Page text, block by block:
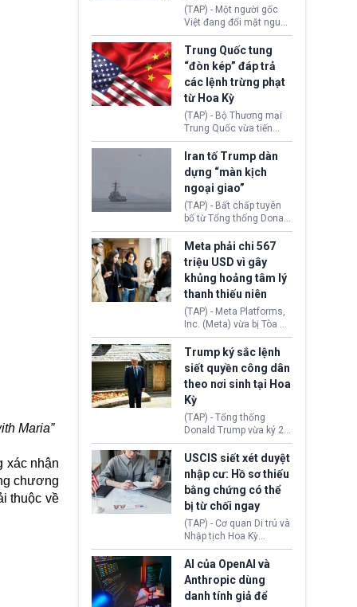
Maria”
xác nhận
chương
thuộc về
(TAP) - Một người gốc
Việt đang đối mặt nguy
cơ bị trục xuất khỏi Hoa
Kỳ sau khi đã chấp hành
xong bản án liên quan
đến tội ác từ hơn 30
năm trước tại California.
Trung Quốc tung
“đòn kép” đáp trả
các lệnh trừng phạt
từ Hoa Kỳ
(TAP) - Bộ Thương mại
Trung Quốc vừa tiến
hành áp đặt lệnh trừng
phạt lên hàng loạt thực
thể và siết chặt kiểm
soát xuất khẩu máy bay
không người lái (UAV)
sang Hoa Kỳ. Động thái
này nhằm đáp trả các
biện pháp hạn chế
thương mại, áp thuế mới
cùng lệnh cấm công
nghệ gần đây từ phía
Washington.
Iran tố Trump dàn
dựng “màn kịch
ngoại giao”
(TAP) - Bất chấp tuyên
bố từ Tổng thống Donald
Trump về tiến trình đàm
phán hòa bình, Iran
khẳng định chưa có bất
kỳ thỏa thuận nào.
Tehran cho rằng, Hoa Kỳ
chỉ đang dàn dựng “màn
kịch ngoại giao” để xoa
dịu căng thẳng.
Meta phải chi 567
triệu USD vì gây
khủng hoảng tâm lý
thanh thiếu niên
(TAP) - Meta Platforms,
Inc. (Meta) vừa bị Tòa án
bang New Mexico yêu
cầu đóng góp 567 triệu
USD vào một quỹ khắc
phục hậu quả. Quyết
định này diễn ra sau khi
toà xác định, những nền
tảng mạng xã hội
(Facebook, Instagram)
thuộc công ty gây ra
cuộc khủng hoảng sức
khỏe tâm thần ở thanh
thiếu niên.
Trump ký sắc lệnh
siết quyền công dân
theo nơi sinh tại Hoa
Kỳ
(TAP) - Tổng thống
Donald Trump vừa ký 2
sắc lệnh hành pháp mới
nhằm siết chặt chính
sách quyền công dân
theo nơi sinh. Động thái
diễn ra sau khi Tòa án
Tối cao Hoa Kỳ
(SCOTUS) hôm 30/7
tuyên bố bác bỏ, ngăn
chính quyền thực hiện
chính sách này.
USCIS siết xét duyệt
nhập cư: Hồ sơ thiếu
bằng chứng có thể
bị từ chối ngay
(TAP) - Cơ quan Di trú và
Nhập tịch Hoa Kỳ
(USCIS) vừa thay đổi quy
trình xét duyệt hồ sơ
nhập cư, trao quyền cho
viên chức từ chối ngay
những đơn không chứng
AI của OpenAI và
Anthropic dùng
danh tính giả để